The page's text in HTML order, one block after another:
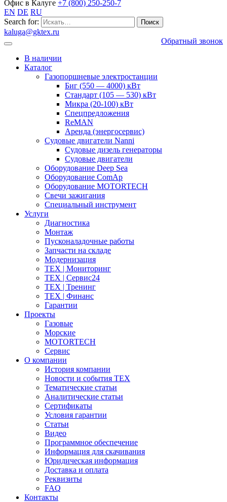
Офис в Калуге +7 (800) 250-250-7
EN DE RU
Search for:
kaluga@gktex.ru
Обратный звонок
В наличии
Каталог
Газопоршневые электростанции
Биг (550 — 4000) кВт
Стандарт (105 — 530) кВт
Микра (20-100) кВт
Спецпредложения
ReMAN
Аренда (энергосервис)
Судовые двигатели Nanni
Судовые дизель генераторы
Судовые двигатели
Оборудование Deep Sea
Оборудование ComAp
Оборудование MOTORTECH
Свечи зажигания
Специальный инструмент
Услуги
Диагностика
Монтаж
Пусконаладочные работы
Запчасти на складе
Модернизация
ТЕХ | Мониторинг
ТЕХ | Сервис24
ТЕХ | Тренинг
ТЕХ | Финанс
Гарантии
Проекты
Газовые
Морские
MOTORTECH
Сервис
О компании
История компании
Новости и события ТЕХ
Тематические статьи
Аналитические статьи
Сертификаты
Условия гарантии
Статьи
Видео
Программное обеспечение
Информация для скачивания
Юридическая информация
Доставка и оплата
Реквизиты
FAQ
Контакты